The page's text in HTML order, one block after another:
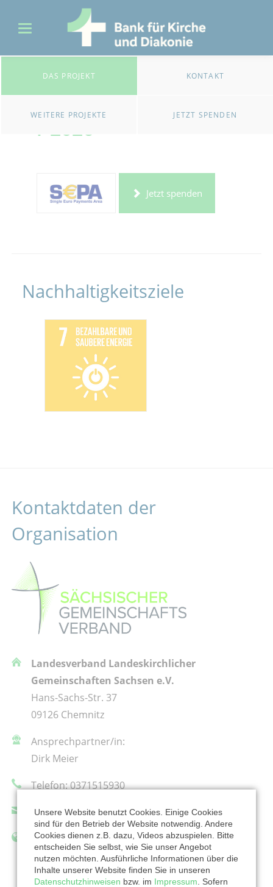
DAS PROJEKT KONTAKT
WEITERE PROJEKTE JETZT SPENDEN
Weihnachtsdankopfe
r 2026
Jetzt spenden
Nachhaltigkeitsziele
Kontaktdaten der
Organisation
Landesverband Landeskirchlicher
Gemeinschaften Sachsen e.V.
Hans-Sachs-Str. 37
09126 Chemnitz
Ansprechpartner/in:
Dirk Meier
Telefon: 0371515930
lv@lkgsachsen.de
http://www.lkgsachsen.de
Unsere Website benutzt Cookies. Einige Cookies
sind für den Betrieb der Website notwendig. Andere
Cookies dienen z.B. dazu, Videos abzuspielen. Bitte
entscheiden Sie selbst, wie Sie unser Angebot
nutzen möchten. Ausführliche Informationen über die
Inhalte unserer Website finden Sie in unseren
Datenschutzhinweisen bzw. im Impressum . Sofern